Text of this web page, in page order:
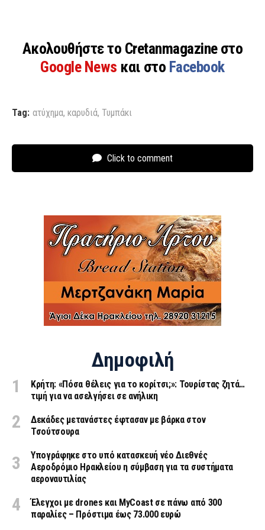
Ακολουθήστε το Cretanmagazine στο
Google News και στο Facebook
Tag: ατύχημα, καρυδιά, Τυμπάκι
Click to comment
Δημοφιλή
Κρήτη: «Πόσα θέλεις για το κορίτσι;»: Τουρίστας ζητά…
τιμή για να ασελγήσει σε ανήλικη
Δεκάδες μετανάστες έφτασαν με βάρκα στον
Τσούτσουρα
Υπογράφηκε στο υπό κατασκευή νέο Διεθνές
Αεροδρόμιο Ηρακλείου η σύμβαση για τα συστήματα
αεροναυτιλίας
Έλεγχοι με drones και MyCoast σε πάνω από 300
παραλίες – Πρόστιμα έως 73.000 ευρώ